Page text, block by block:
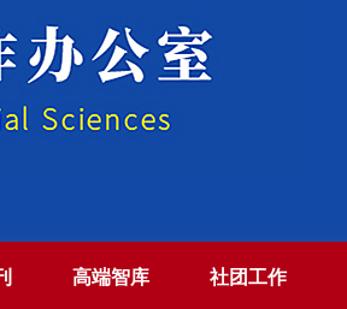
高端智库 社团工作